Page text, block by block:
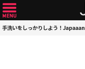
手洗いをしっかりしよう！Japaaan